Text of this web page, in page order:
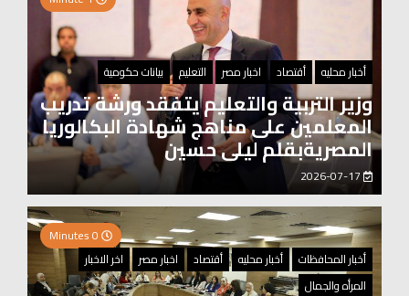
أخبار محليه أقتصاد اخبار مصر التعليم بيانات حكومية
وزير التربية والتعليم يتفقد ورشة تدريب
المعلمين على مناهج شهادة البكالوريا
المصريةبقلم ليلى حسين
أخبار المحافظات
أخبار محليه أقتصاد اخبار مصر
اخر الاخبار
المرأه والجمال